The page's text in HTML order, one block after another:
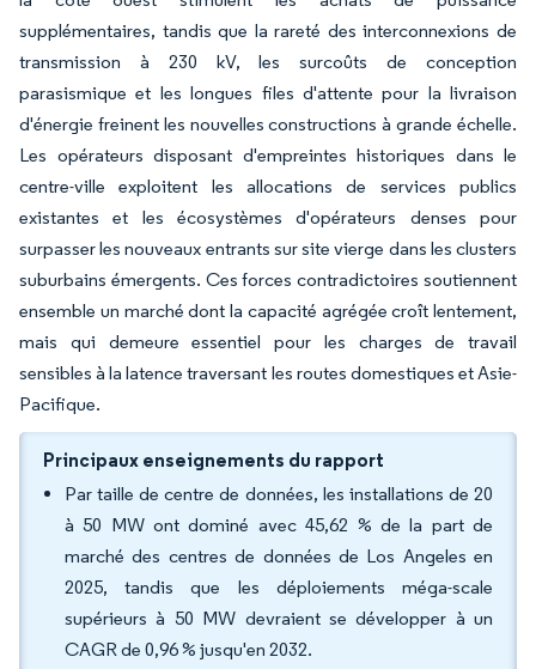
supplémentaires, tandis que la rareté des interconnexions de
transmission à 230 kV, les surcoûts de conception
parasismique et les longues files d'attente pour la livraison
d'énergie freinent les nouvelles constructions à grande échelle.
Les opérateurs disposant d'empreintes historiques dans le
centre-ville exploitent les allocations de services publics
existantes et les écosystèmes d'opérateurs denses pour
surpasser les nouveaux entrants sur site vierge dans les clusters
suburbains émergents. Ces forces contradictoires soutiennent
ensemble un marché dont la capacité agrégée croît lentement,
mais qui demeure essentiel pour les charges de travail
sensibles à la latence traversant les routes domestiques et Asie-
Pacifique.
Principaux enseignements du rapport
Par taille de centre de données, les installations de 20
à 50 MW ont dominé avec 45,62 % de la part de
marché des centres de données de Los Angeles en
2025, tandis que les déploiements méga-scale
supérieurs à 50 MW devraient se développer à un
CAGR de 0,96 % jusqu'en 2032.